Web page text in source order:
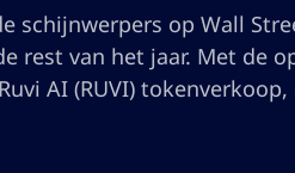
schijnwerpers op Wall
rest van het jaar. Met de
AI (RUVI) tokenverkoop,